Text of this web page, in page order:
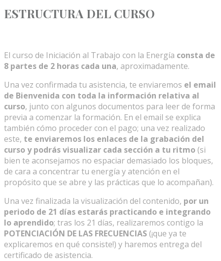
ESTRUCTURA DEL CURSO
El curso de Iniciación al Trabajo con la Energía consta de
8 partes de 2 horas cada una, aproximadamente.
Una vez confirmada tu asistencia, te enviaremos el email
de Bienvenida con toda la información relativa al
curso, junto con algunos documentos para leer de forma
previa a comenzar la formación. En el email se explica
también cómo proceder con el pago; una vez realizado
este, te enviaremos los enlaces de la grabación del
curso y podrás visualizar cada sección a tu ritmo (si
bien te aconsejamos no espaciar demasiado los bloques,
de cara a concentrar tu energía y atención en el
propósito que se abre y las prácticas que lo acompañan).
Una vez finalizada la visualización del contenido, por un
periodo de 21 días estarás practicando e integrando
lo aprendido; tras los 21 días, realizaremos contigo la
POTENCIACIÓN DE LAS FRECUENCIAS (¡que ya te
explicaremos en qué consiste!) y haremos entrega del
certificado de asistencia.